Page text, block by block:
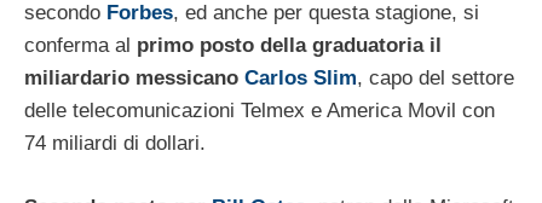
secondo Forbes, ed anche per questa stagione, si
conferma al primo posto della graduatoria il
miliardario messicano Carlos Slim, capo del settore
delle telecomunicazioni Telmex e America Movil con
74 miliardi di dollari.